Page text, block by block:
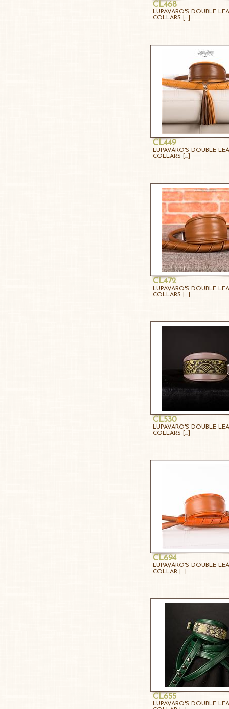
CL468
LUPAVARO'S DOUBLE
COLLARS [...]
CL449
LUPAVARO'S DOUBLE
COLLARS [...]
CL472
LUPAVARO'S DOUBLE
COLLARS [...]
CL530
LUPAVARO'S DOUBLE
COLLARS [...]
CL694
LUPAVARO'S DOUBLE
COLLAR [...]
CL655
LUPAVARO'S DOUBLE